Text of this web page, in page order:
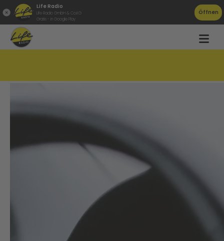
Life Radio
Life Radio GmbH & Co.KG
Gratis - in Google Play
Öffnen